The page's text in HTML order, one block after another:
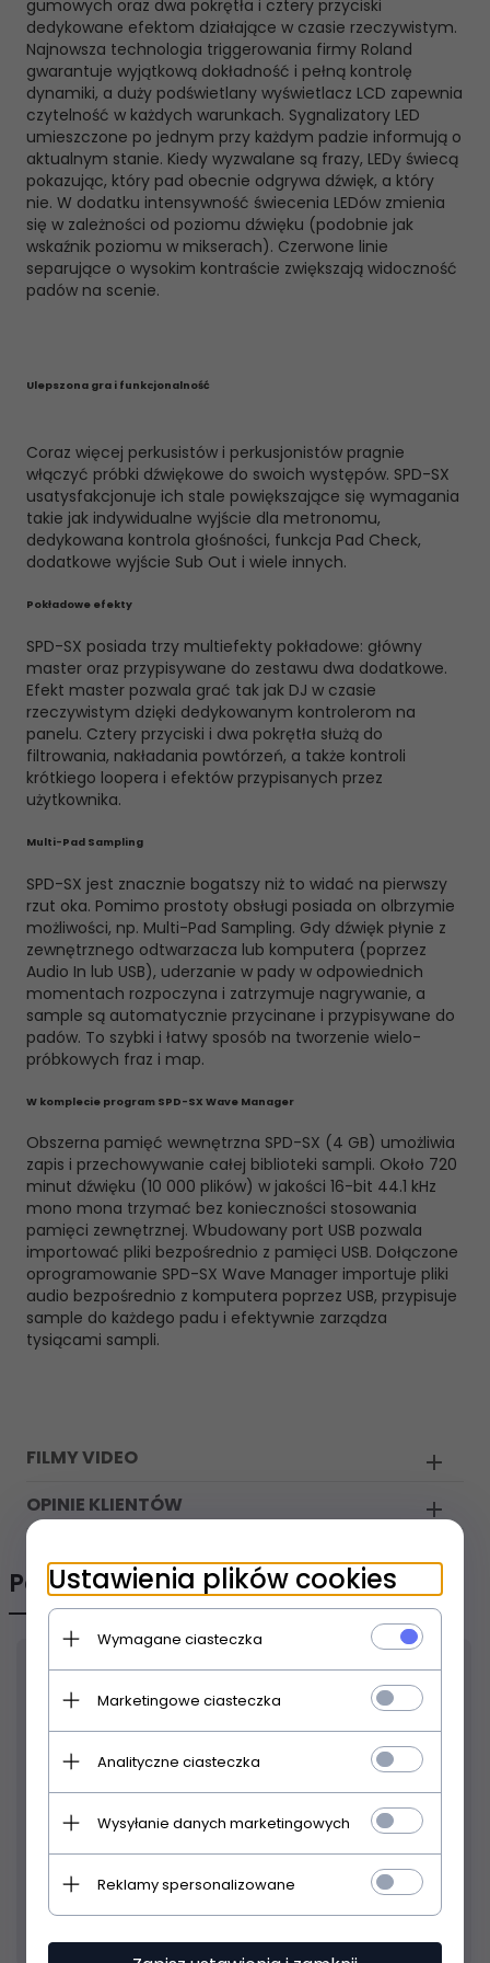
gumowych oraz dwa pokrętła i cztery przyciski
dedykowane efektom działające w czasie rzeczywistym.
Najnowsza technologia triggerowania firmy Roland
gwarantuje wyjątkową dokładność i pełną kontrolę
dynamiki, a duży podświetlany wyświetlacz LCD zapewnia
czytelność w każdych warunkach. Sygnalizatory LED
umieszczone po jednym przy każdym padzie informują o
aktualnym stanie. Kiedy wyzwalane są frazy, LEDy świecą
pokazując, który pad obecnie odgrywa dźwięk, a który
nie. W dodatku intensywność świecenia LEDów zmienia
się w zależności od poziomu dźwięku (podobnie jak
wskaźnik poziomu w mikserach). Czerwone linie
separujące o wysokim kontraście zwiększają widoczność
padów na scenie.
Ulepszona gra i funkcjonalność
Coraz więcej perkusistów i perkusjonistów pragnie
włączyć próbki dźwiękowe do swoich występów. SPD-SX
usatysfakcjonuje ich stale powiększające się wymagania
takie jak indywidualne wyjście dla metronomu,
dedykowana kontrola głośności, funkcja Pad Check,
dodatkowe wyjście Sub Out i wiele innych.
Pokładowe efekty
SPD-SX posiada trzy multiefekty pokładowe: główny
master oraz przypisywane do zestawu dwa dodatkowe.
Efekt master pozwala grać tak jak DJ w czasie
rzeczywistym dzięki dedykowanym kontrolerom na
panelu. Cztery przyciski i dwa pokrętła służą do
filtrowania, nakładania powtórzeń, a także kontroli
krótkiego loopera i efektów przypisanych przez
użytkownika.
Multi-Pad Sampling
SPD-SX jest znacznie bogatszy niż to widać na pierwszy
rzut oka. Pomimo prostoty obsługi posiada on olbrzymie
możliwości, np. Multi-Pad Sampling. Gdy dźwięk płynie z
zewnętrznego odtwarzacza lub komputera (poprzez
Audio In lub USB), uderzanie w pady w odpowiednich
momentach rozpoczyna i zatrzymuje nagrywanie, a
sample są automatycznie przycinane i przypisywane do
padów. To szybki i łatwy sposób na tworzenie wielo-
próbkowych fraz i map.
W komplecie program SPD-SX Wave Manager
Obszerna pamięć wewnętrzna SPD-SX (4 GB) umożliwia
zapis i przechowywanie całej biblioteki sampli. Około 720
minut dźwięku (10 000 plików) w jakości 16-bit 44.1 kHz
mono mona trzymać bez konieczności stosowania
pamięci zewnętrznej. Wbudowany port USB pozwala
importować pliki bezpośrednio z pamięci USB. Dołączone
oprogramowanie SPD-SX Wave Manager importuje pliki
audio bezpośrednio z komputera poprzez USB, przypisuje
sample do każdego padu i efektywnie zarządza
tysiącami sampli.
FILMY VIDEO
OPINIE KLIENTÓW
Polecamy
Ustawienia plików cookies
Wymagane ciasteczka
Marketingowe ciasteczka
Analityczne ciasteczka
Wysyłanie danych marketingowych
Reklamy spersonalizowane